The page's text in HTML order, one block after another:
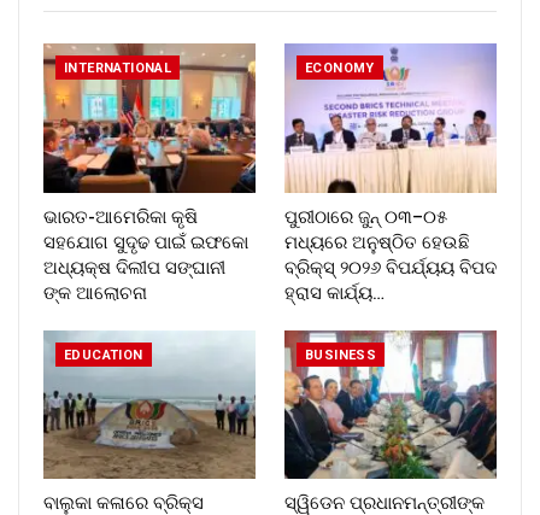
INTERNATIONAL
ଭାରତ-ଆମେରିକା କୃଷି
ସହଯୋଗ ସୁଦୃଢ ପାଇଁ ଇଫକୋ
ଅଧ୍ୟକ୍ଷ ଦିଲୀପ ସଙ୍ଘାନୀ
ଙ୍କ ଆଲୋଚନା
ECONOMY
ପୁରୀଠାରେ ଜୁନ୍ ୦୩–୦୫
ମଧ୍ୟରେ ଅନୁଷ୍ଠିତ ହେଉଛି
ବ୍ରିକ୍ସ୍ ୨୦୨୬ ବିପର୍ଯ୍ୟୟ ବିପଦ
ହ୍ରାସ କାର୍ଯ୍ୟ…
EDUCATION
ବାଲୁକା କଳାରେ ବ୍ରିକ୍ସ
BUSINESS
ସ୍ୱିଡେନ ପ୍ରଧାନମନ୍ତ୍ରୀଙ୍କ